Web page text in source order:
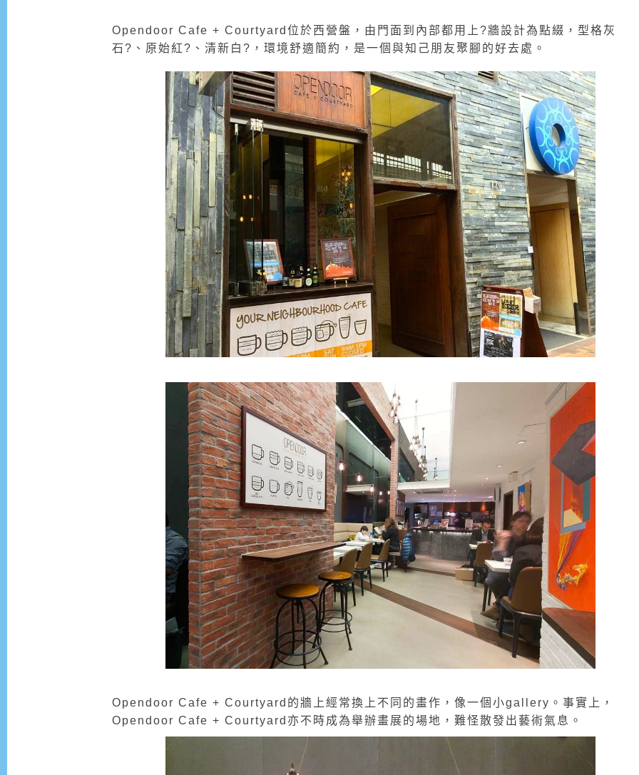
Opendoor Cafe + Courtyard位於西營盤，由門面到內部都用上?牆設計為點綴，型格灰
石?、原始紅?、清新白?，環境舒適簡約，是一個與知己朋友聚腳的好去處。
Opendoor Cafe + Courtyard的牆上經常換上不同的畫作，像一個小gallery。事實上，
Opendoor Cafe + Courtyard亦不時成為舉辦畫展的場地，難怪散發出藝術氣息。